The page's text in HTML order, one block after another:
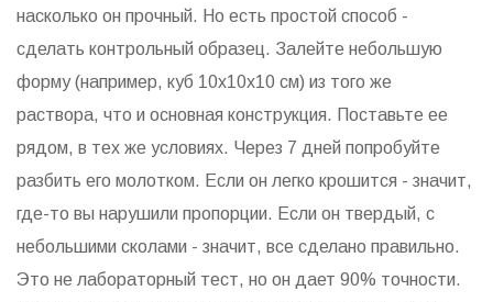
насколько он прочный. Но есть простой способ -
сделать контрольный образец. Залейте небольшую
форму (например, куб 10x10x10 см) из того же
раствора, что и основная конструкция. Поставьте ее
рядом, в тех же условиях. Через 7 дней попробуйте
разбить его молотком. Если он легко крошится - значит,
где-то вы нарушили пропорции. Если он твердый, с
небольшими сколами - значит, все сделано правильно.
Это не лабораторный тест, но он дает 90% точности.